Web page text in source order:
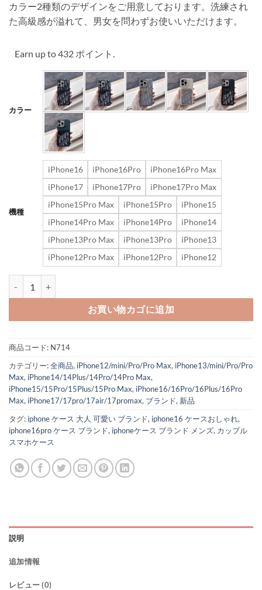
カラー2種類のデザインをご用意しております。洗練され
た高級感が溢れて、男女を問わずお使いいただけます。
Earn up to 432 ポイント.
カラー
機種
iPhone16 iPhone16Pro
iPhone16Pro Max
iPhone17
iPhone17Pro
iPhone17Pro Max
iPhone15Pro Max
iPhone15Pro
iPhone15
iPhone14Pro Max
iPhone14Pro
iPhone14
iPhone13Pro Max
iPhone13Pro
iPhone13
iPhone12Pro Max
iPhone12Pro iPhone12
お買い物カゴに追加
商品コード: N714
カテゴリー:全商品, iPhone12/mini/Pro/Pro Max, iPhone13/mini/Pro/Pro
Max, iPhone14/14Plus/14Pro/14Pro Max,
iPhone15/15Pro/15Plus/15Pro Max, iPhone16/16Pro/16Plus/16Pro
Max, iPhone17/17pro/17air/17promax, ブランド, 新品
タグ: iphone ケース 大人 可愛い ブランド, iphone16 ケースおしゃれ,
iphone16pro ケース ブランド, iphoneケース ブランド メンズ, カップル
スマホケース
説明
追加情報
レビュー (0)